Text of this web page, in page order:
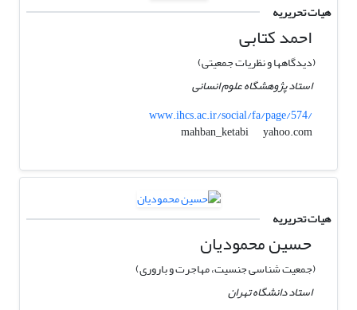
هیات تحریریه
احمد کتابی
(دیدگاهها و نظریات جمعیتی)
استاد پژوهشگاه علوم انسانی
www.ihcs.ac.ir/social/fa/page/574/
mahban_ketabi
yahoo.com
هیات تحریریه
حسین محمودیان
(جمعیت شناسی جنسیت، مهاجرت و باروری)
استاد دانشگاه تهران